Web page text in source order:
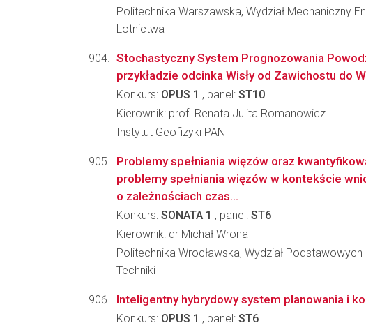
Politechnika Warszawska, Wydział Mechaniczny
Lotnictwa
Stochastyczny System Prognozowania
przykładzie odcinka Wisły od Zawichostu do
Konkurs: OPUS 1 , panel: ST10
Kierownik: prof. Renata Julita Romanowicz
Instytut Geofizyki PAN
Problemy spełniania więzów oraz
problemy spełniania więzów w kontekście
o zależnościach czas...
Konkurs: SONATA 1 , panel: ST6
Kierownik: dr Michał Wrona
Politechnika Wrocławska, Wydział
Techniki
Inteligentny hybrydowy system planowania i
Konkurs: OPUS 1 , panel: ST6